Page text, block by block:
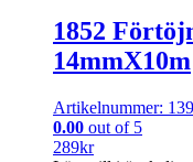
1852
14mmX10m
Artikelnummer:
0.00 out of 5
289kr